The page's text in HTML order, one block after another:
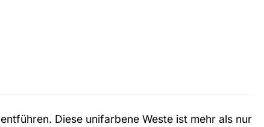
Diese unifarbene Weste ist mehr als nur